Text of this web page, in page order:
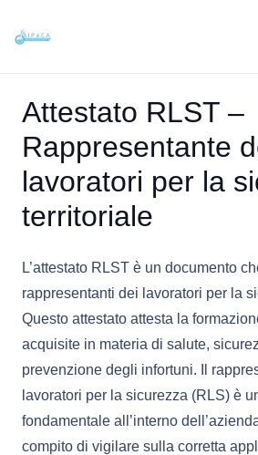
Attestato RLST –
Rappresentante
lavoratori per la
territoriale
L’attestato RLST è un documento
rappresentanti dei lavoratori per la
Questo attestato attesta la
acquisite in materia di salute,
prevenzione degli infortuni. Il
lavoratori per la sicurezza (RLS) è
fondamentale all’interno
compito di vigilare sulla corretta